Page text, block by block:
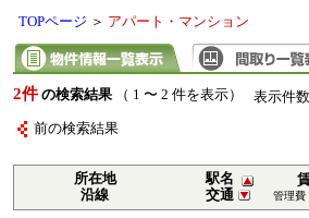
TOPページ ＞ アパート・マンション
2件 の検索結果 （ 1 〜 2 件を表示） 表示件数
前の検索結果
所在地
沿線
駅名
交通
管理費